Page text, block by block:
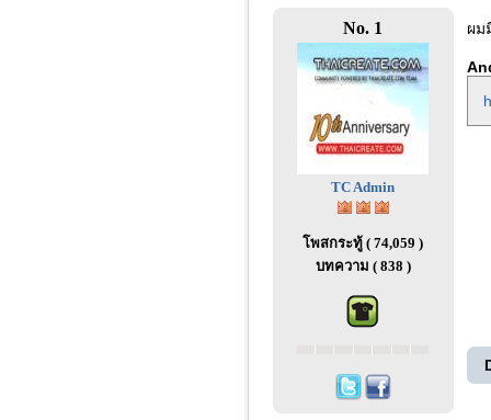
No. 1
TC Admin
โพสกระทู้ ( 74,059 )
บทความ ( 838 )
ผม